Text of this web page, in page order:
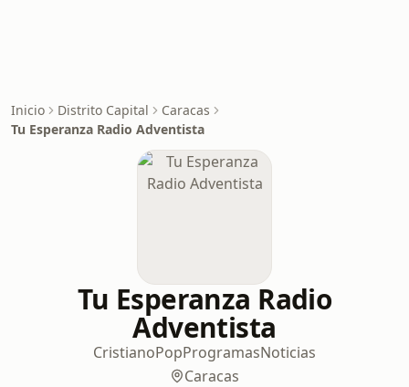
Inicio Distrito Capital
Caracas
Tu Esperanza Radio Adventista
Tu Esperanza Radio
Adventista
CristianoPopProgramasNoticias
Caracas